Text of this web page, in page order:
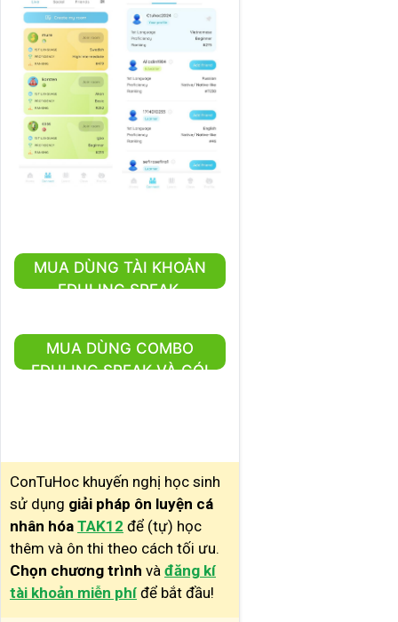
MUA DÙNG TÀI KHOẢN
EDULING SPEAK
MUA DÙNG COMBO
EDULING SPEAK VÀ GÓI
ConTuHoc khuyến nghị học sinh
sử dụng giải pháp ôn luyện cá
nhân hóa TAK12 để (tự) học
thêm và ôn thi theo cách tối ưu.
Chọn chương trình và đăng kí
tài khoản miễn phí để bắt đầu!